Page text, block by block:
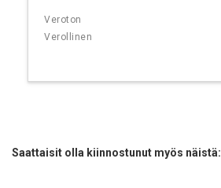
Saattaisit olla kiinnostunut myös näistä: